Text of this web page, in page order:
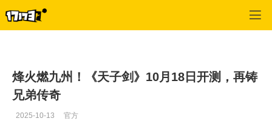
烽火燃九州！《天子剑》10月18日开测，再铸
兄弟传奇
2025-10-13 官方